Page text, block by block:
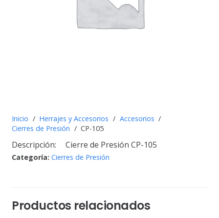
Inicio / Herrajes y Accesorios / Accesorios /
Cierres de Presión / CP-105
Descripción: Cierre de Presión CP-105
Categoría: Cierres de Presión
Productos relacionados